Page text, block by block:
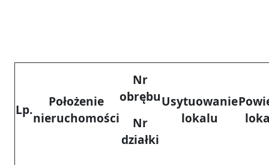
Lp.
Położenie
nieruchomości
Nr
obrębu
Nr
działki
Usytuowanie
lokalu